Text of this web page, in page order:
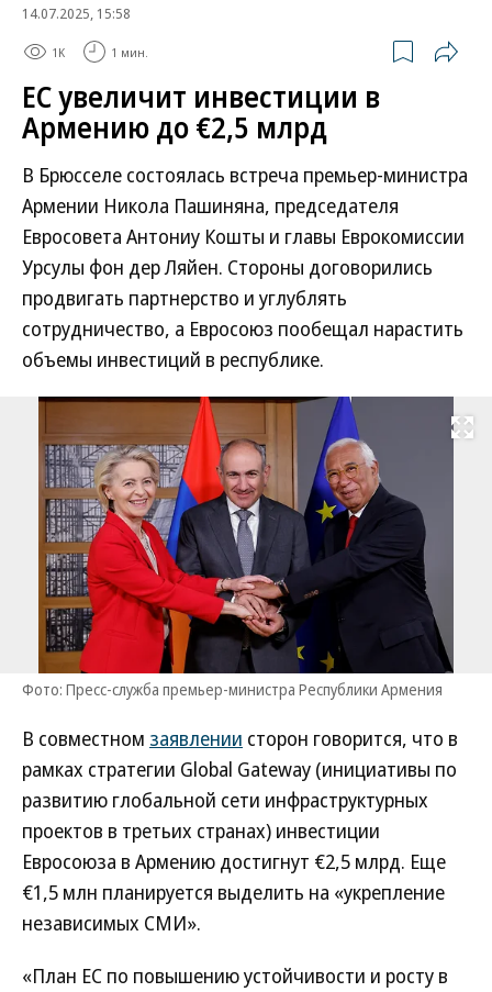
14.07.2025, 15:58
1K 1 мин.
ЕС увеличит инвестиции в
Армению до €2,5 млрд
В Брюсселе состоялась встреча премьер-министра
Армении Никола Пашиняна, председателя
Евросовета Антониу Кошты и главы Еврокомиссии
Урсулы фон дер Ляйен. Стороны договорились
продвигать партнерство и углублять
сотрудничество, а Евросоюз пообещал нарастить
объемы инвестиций в республике.
Развернуть
Фото: Пресс-служба премьер-министра Республики Армения
В совместном заявлении сторон говорится, что в
рамках стратегии Global Gateway (инициативы по
развитию глобальной сети инфраструктурных
проектов в третьих странах) инвестиции
Евросоюза в Армению достигнут €2,5 млрд. Еще
€1,5 млн планируется выделить на «укрепление
независимых СМИ».
«План ЕС по повышению устойчивости и росту в